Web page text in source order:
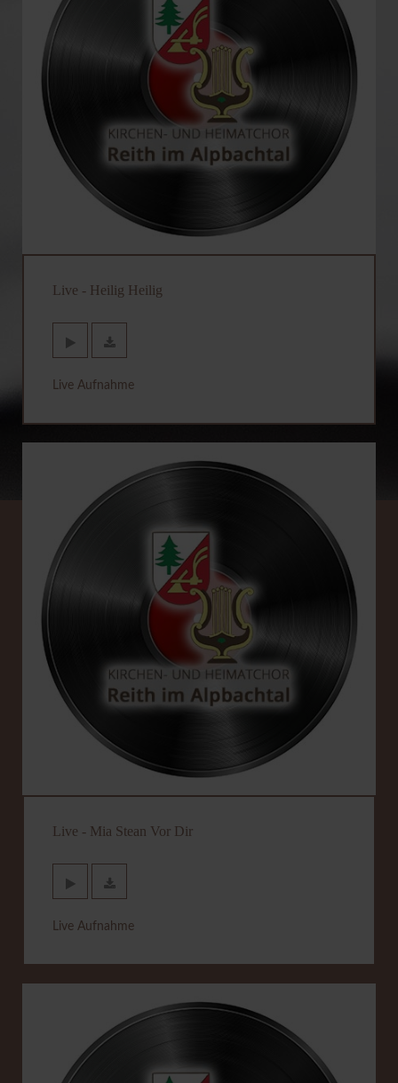
Live - Heilig Heilig
Live Aufnahme
Live - Mia Stean Vor Dir
Live Aufnahme